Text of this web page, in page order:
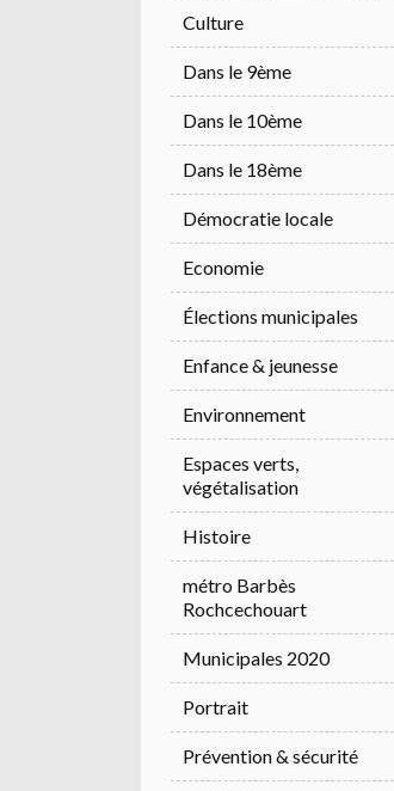
Culture
Dans le 9ème
Dans le 10ème
Dans le 18ème
Démocratie locale
Economie
Élections municipales
Enfance & jeunesse
Environnement
Espaces verts,
végétalisation
Histoire
métro Barbès
Rochcechouart
Municipales 2020
Portrait
Prévention & sécurité